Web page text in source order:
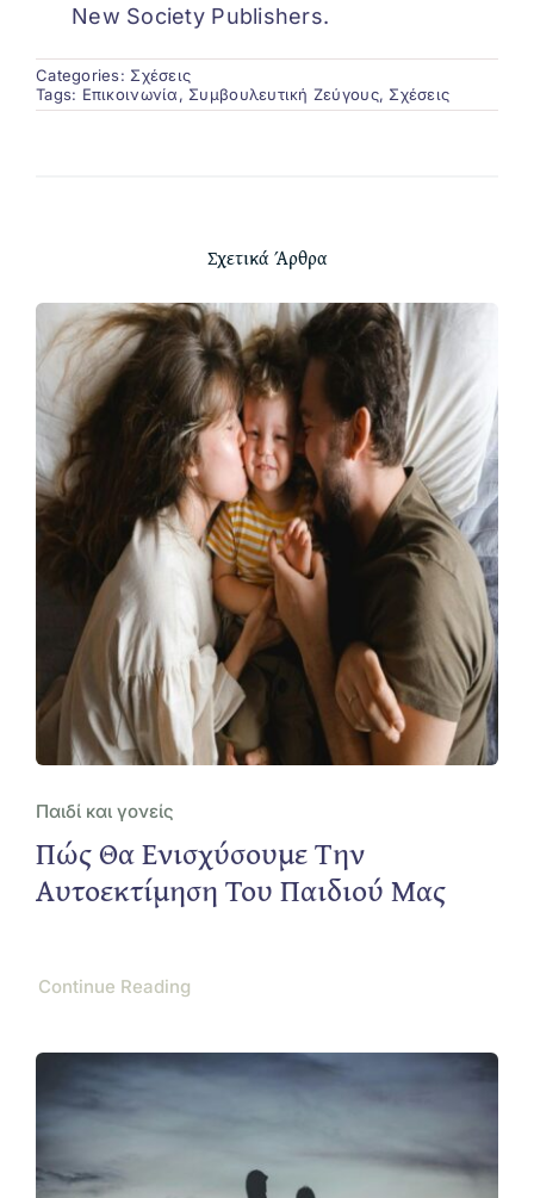
New Society Publishers.
Categories:Σχέσεις
Tags: Επικοινωνία,Συμβουλευτική Ζεύγους,Σχέσεις
Σχετικά Άρθρα
Παιδί και γονείς
Πώς Θα Ενισχύσουμε Την
Αυτοεκτίμηση Του Παιδιού Μας
Continue Reading